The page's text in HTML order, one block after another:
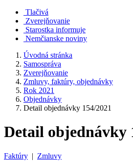
Tlačivá
Zverejňovanie
Starostka informuje
Nemčianske noviny
Úvodná stránka
Samospráva
Zverejňovanie
Zmluvy, faktúry, objednávky
Rok 2021
Objednávky
Detail objednávky 154/2021
Detail objednávky
Faktúry | Zmluvy